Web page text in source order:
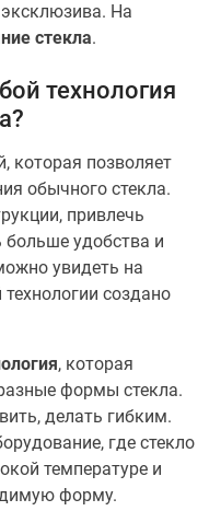
На
стекла.
технология
которая позволяет
обычного стекла.
привлечь
удобства и
увидеть на
создано
, которая
формы стекла.
делать гибким.
где стекло
температуре и
форму.